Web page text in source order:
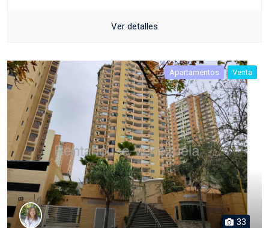
Ver detalles
Apartamentos Venta
33